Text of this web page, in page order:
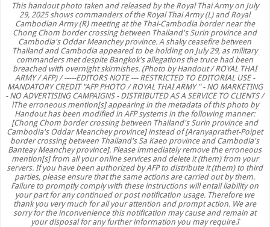
This handout photo taken and released by the Royal Thai Army on July
29, 2025 shows commanders of the Royal Thai Army (L) and Royal
Cambodian Army (R) meeting at the Thai-Cambodia border near the
Chong Chom border crossing between Thailand's Surin province and
Cambodia's Oddar Meanchey province. A shaky ceasefire between
Thailand and Cambodia appeared to be holding on July 29, as military
commanders met despite Bangkok's allegations the truce had been
breached with overnight skirmishes. (Photo by Handout / ROYAL THAI
ARMY / AFP) / -----EDITORS NOTE --- RESTRICTED TO EDITORIAL USE -
MANDATORY CREDIT "AFP PHOTO / ROYAL THAI ARMY " - NO MARKETING
- NO ADVERTISING CAMPAIGNS - DISTRIBUTED AS A SERVICE TO CLIENTS /
ìThe erroneous mention[s] appearing in the metadata of this photo by
Handout has been modified in AFP systems in the following manner:
[Chong Chom border crossing between Thailand's Surin province and
Cambodia's Oddar Meanchey province] instead of [Aranyaprathet-Poipet
border crossing between Thailand's Sa Kaeo province and Cambodia's
Banteay Meanchey province]. Please immediately remove the erroneous
mention[s] from all your online services and delete it (them) from your
servers. If you have been authorized by AFP to distribute it (them) to third
parties, please ensure that the same actions are carried out by them.
Failure to promptly comply with these instructions will entail liability on
your part for any continued or post notification usage. Therefore we
thank you very much for all your attention and prompt action. We are
sorry for the inconvenience this notification may cause and remain at
your disposal for any further information you may require.î